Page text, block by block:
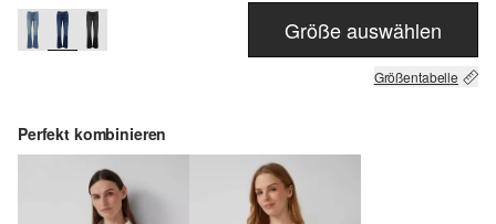
Größe auswählen
Größentabelle
Perfekt kombinieren